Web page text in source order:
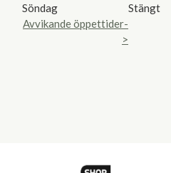
Söndag
Stängt
Avvikande öppettider-
>